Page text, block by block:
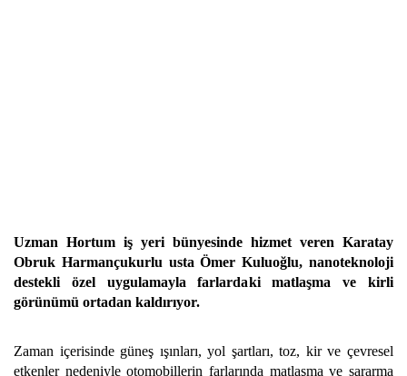
Uzman Hortum iş yeri bünyesinde hizmet veren Karatay
Obruk Harmançukurlu usta Ömer Kuluoğlu, nanoteknoloji
destekli özel uygulamayla farlardaki matlaşma ve kirli
görünümü ortadan kaldırıyor.
Zaman içerisinde güneş ışınları, yol şartları, toz, kir ve çevresel
etkenler nedeniyle otomobillerin farlarında matlaşma ve sararma